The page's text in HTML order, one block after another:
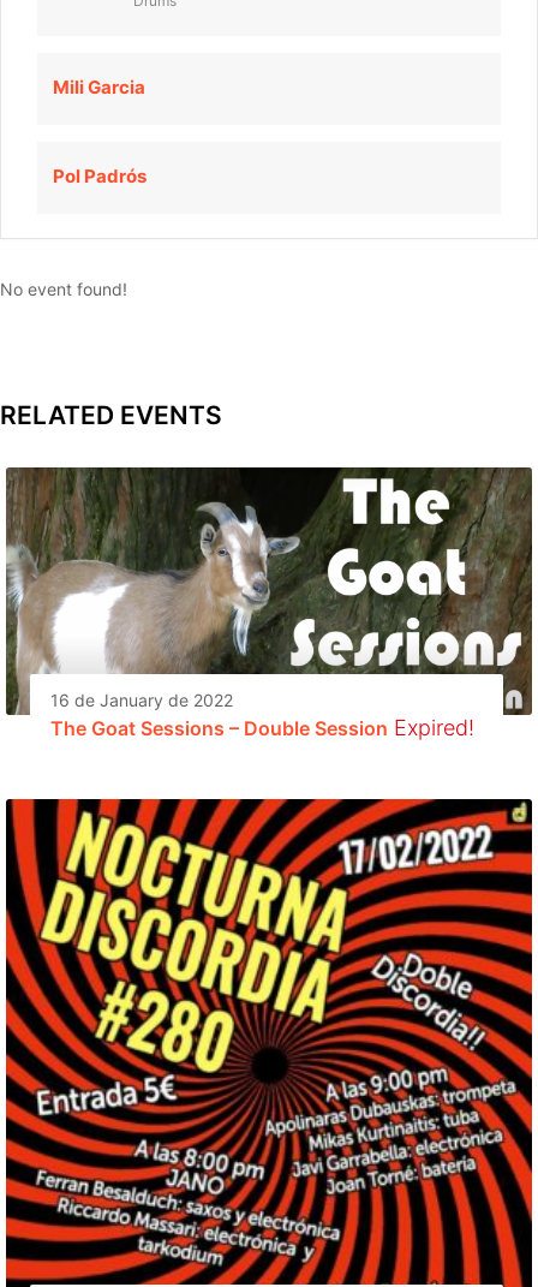
Mili Garcia
Pol Padrós
No event found!
RELATED EVENTS
16 de January de 2022
The Goat Sessions – Double Session Expired!